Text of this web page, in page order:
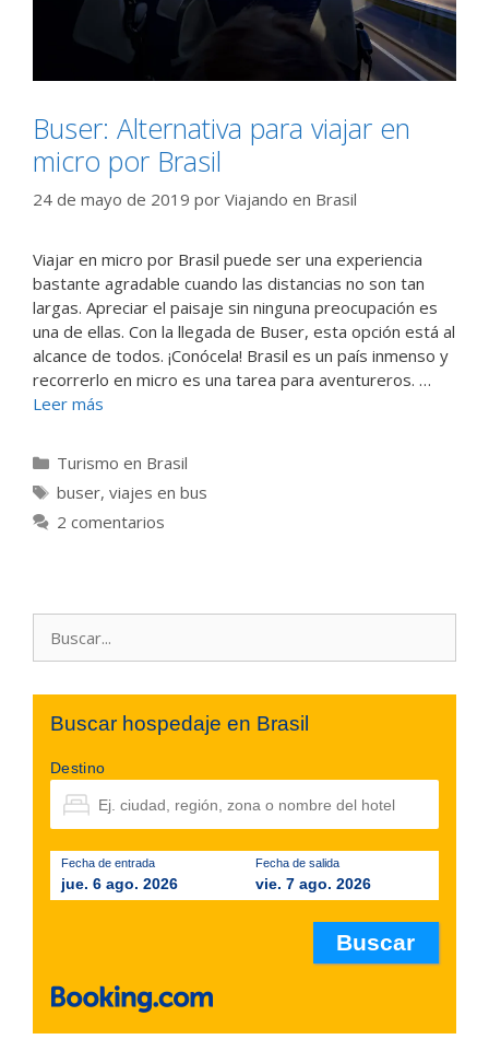
Buser: Alternativa para viajar en
micro por Brasil
24 de mayo de 2019 por Viajando en Brasil
Viajar en micro por Brasil puede ser una experiencia
bastante agradable cuando las distancias no son tan
largas. Apreciar el paisaje sin ninguna preocupación es
una de ellas. Con la llegada de Buser, esta opción está al
alcance de todos. ¡Conócela! Brasil es un país inmenso y
recorrerlo en micro es una tarea para aventureros. …
Leer más
Categorías
Turismo en Brasil
Etiquetas
buser, viajes en bus
2 comentarios
Buscar hospedaje en Brasil
Destino
Fecha de entrada
jue. 6 ago. 2026
Fecha de salida
vie. 7 ago. 2026